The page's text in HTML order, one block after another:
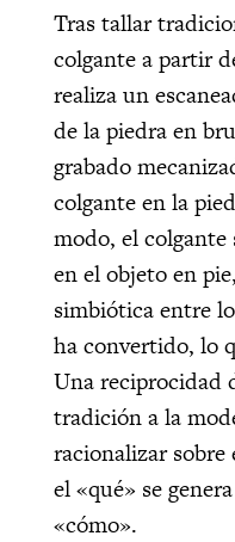
Tras tallar
colgante a partir
realiza un
de la piedra en
grabado
colgante en la
modo, el
en el objeto en
simbiótica entre
ha convertido, lo
Una reciprocidad
tradición a la
racionalizar sobre
el «qué» se
«cómo».